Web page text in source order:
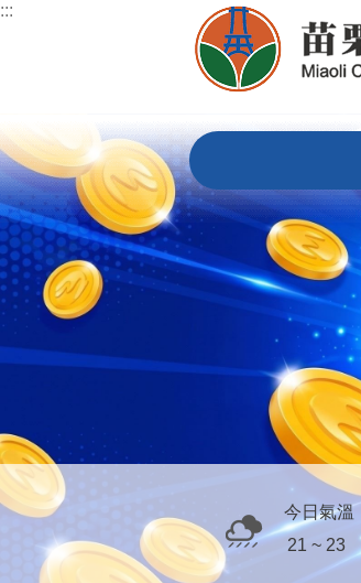
跳到主要內容區塊
:::
今日氣溫
21 ~ 23